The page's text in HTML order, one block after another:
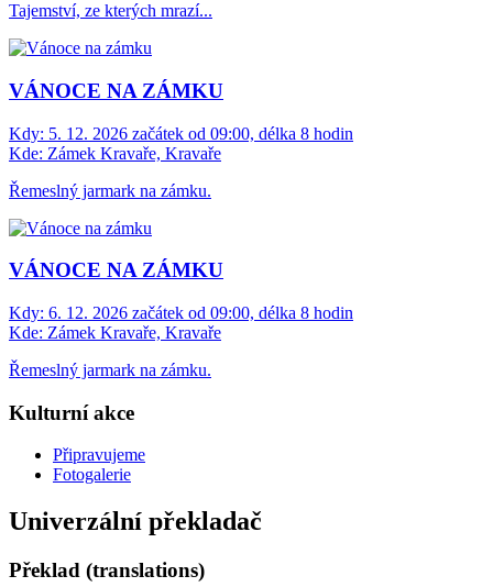
Tajemství, ze kterých mrazí...
VÁNOCE NA ZÁMKU
Kdy: 5. 12. 2026 začátek od 09:00, délka 8 hodin
Kde: Zámek Kravaře, Kravaře
Řemeslný jarmark na zámku.
VÁNOCE NA ZÁMKU
Kdy: 6. 12. 2026 začátek od 09:00, délka 8 hodin
Kde: Zámek Kravaře, Kravaře
Řemeslný jarmark na zámku.
Kulturní akce
Připravujeme
Fotogalerie
Univerzální překladač
Překlad (translations)